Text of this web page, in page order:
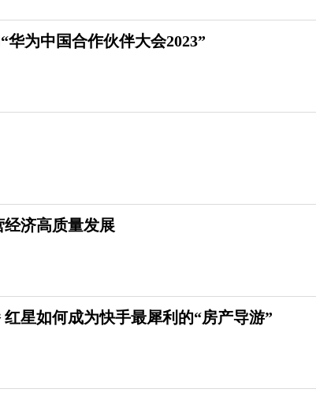
华为中国合作伙伴大会2023”
济高质量发展
星如何成为快手最犀利的“房产导游”